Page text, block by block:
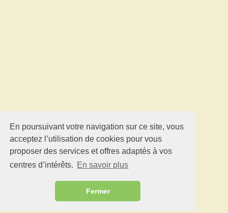
En poursuivant votre navigation sur ce site, vous
acceptez l’utilisation de cookies pour vous
proposer des services et offres adaptés à vos
centres d’intérêts. En savoir plus
Fermer